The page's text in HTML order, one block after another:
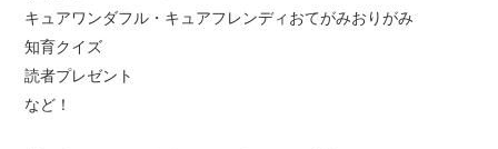
キュアワンダフル・キュアフレンディおてがみおりがみ
知育クイズ
読者プレゼント
など！